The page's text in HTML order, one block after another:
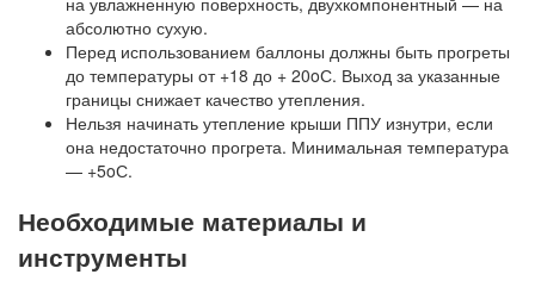
абсолютно сухую.
Перед использованием баллоны должны быть прогреты
до температуры от +18 до + 20oС. Выход за указанные
границы снижает качество утепления.
Нельзя начинать утепление крыши ППУ изнутри, если
она недостаточно прогрета. Минимальная температура
— +5oС.
Необходимые материалы и
инструменты